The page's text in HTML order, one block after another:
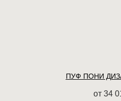
ПУФ ПОНИ
от 34